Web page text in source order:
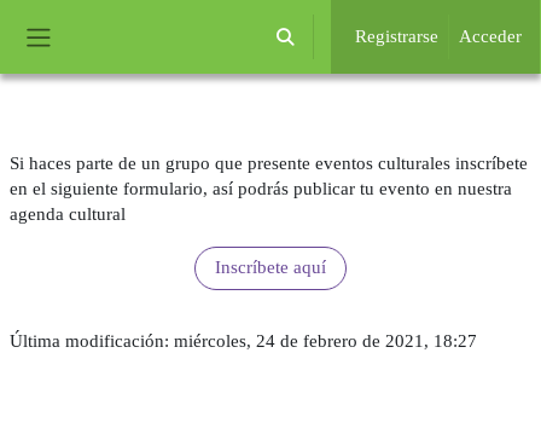
Selector de búsqueda de entrada
Registrarse Acceder
Si haces parte de un grupo que presente eventos culturales inscríbete
en el siguiente formulario, así podrás publicar tu evento en nuestra
agenda cultural
Inscríbete aquí
Última modificación: miércoles, 24 de febrero de 2021, 18:27